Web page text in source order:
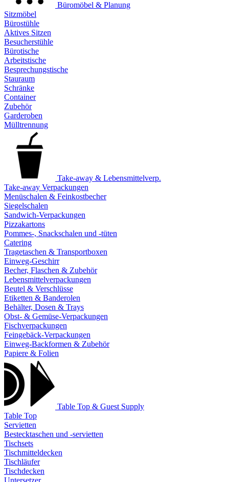
Büromöbel & Planung
Sitzmöbel
Bürostühle
Aktives Sitzen
Besucherstühle
Bürotische
Arbeitstische
Besprechungstische
Stauraum
Schränke
Container
Zubehör
Garderoben
Mülltrennung
Take-away & Lebensmittelverp.
Take-away Verpackungen
Menüschalen & Feinkostbecher
Siegelschalen
Sandwich-Verpackungen
Pizzakartons
Pommes-, Snackschalen und -tüten
Catering
Tragetaschen & Transportboxen
Einweg-Geschirr
Becher, Flaschen & Zubehör
Lebensmittelverpackungen
Beutel & Verschlüsse
Etiketten & Banderolen
Behälter, Dosen & Trays
Obst- & Gemüse-Verpackungen
Fischverpackungen
Feingebäck-Verpackungen
Einweg-Backformen & Zubehör
Papiere & Folien
Table Top & Guest Supply
Table Top
Servietten
Bestecktaschen und -servietten
Tischsets
Tischmitteldecken
Tischläufer
Tischdecken